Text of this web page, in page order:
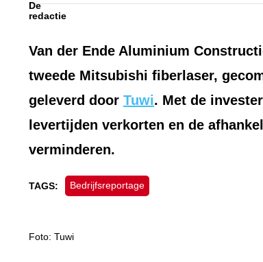
Van der Ende Aluminium
tweede Mitsubishi fiberlaser,
geleverd door Tuwi. Met de
levertijden verkorten en de
verminderen.
TAGS: Bedrijfsreportage
Foto: Tuwi